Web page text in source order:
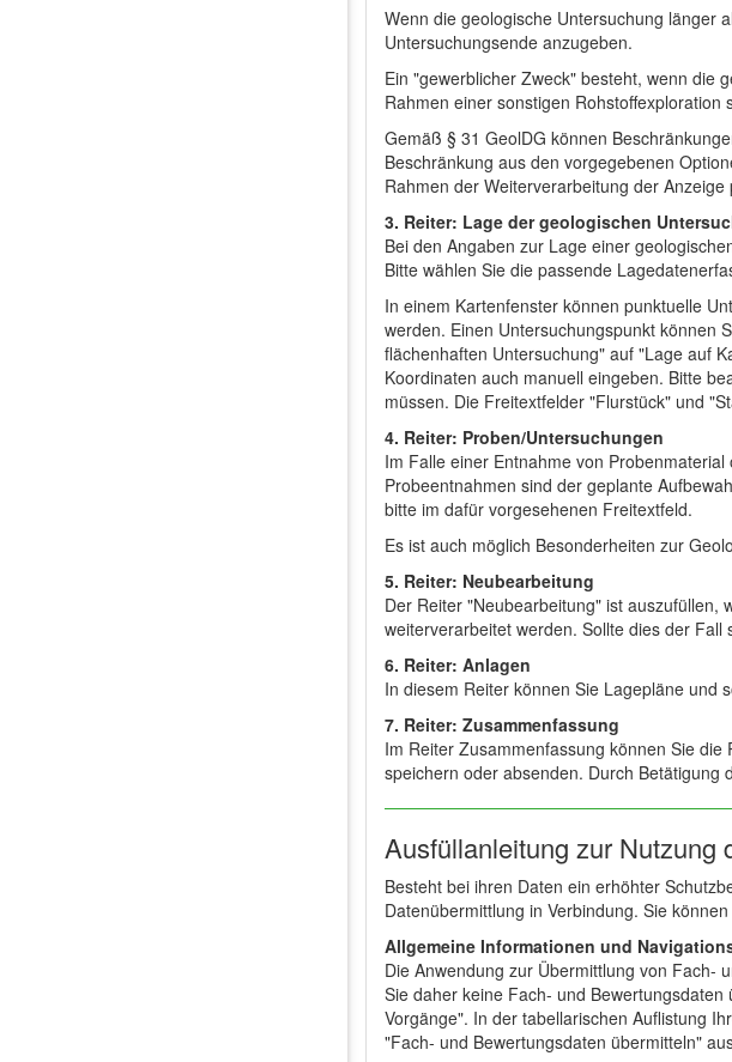
Wenn die geologische Untersuchung länger
Untersuchungsende anzugeben.
Ein "gewerblicher Zweck" besteht, wenn die
Rahmen einer sonstigen
Gemäß § 31 GeolDG können
Beschränkung aus den vorgegebenen
Rahmen der Weiterverarbeitung der Anzeige
3. Reiter: Lage der geologischen
Bei den Angaben zur Lage einer
Bitte wählen Sie die passende
In einem Kartenfenster können punktuelle
werden. Einen Untersuchungspunkt können
flächenhaften Untersuchung" auf "Lage auf
Koordinaten auch manuell eingeben. Bitte
müssen. Die Freitextfelder "Flurstück" und
4. Reiter: Proben/Untersuchungen
Im Falle einer Entnahme von
Probeentnahmen sind der geplante
bitte im dafür vorgesehenen Freitextfeld.
Es ist auch möglich Besonderheiten zur
5. Reiter: Neubearbeitung
Der Reiter "Neubearbeitung" ist
weiterverarbeitet werden. Sollte dies der
6. Reiter: Anlagen
In diesem Reiter können Sie Lagepläne und
7. Reiter: Zusammenfassung
Im Reiter Zusammenfassung können Sie
speichern oder absenden. Durch Betätigung
Ausfüllanleitung zur Nutzung
Besteht bei ihren Daten ein erhöhter
Datenübermittlung in Verbindung. Sie
Allgemeine Informationen und
Die Anwendung zur Übermittlung von Fach-
Sie daher keine Fach- und
Vorgänge". In der tabellarischen Auflistung
"Fach- und Bewertungsdaten übermitteln"